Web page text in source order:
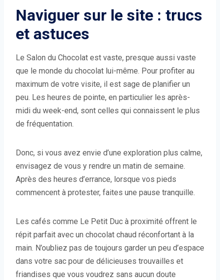
Naviguer sur le site : trucs
et astuces
Le Salon du Chocolat est vaste, presque aussi vaste
que le monde du chocolat lui-même. Pour profiter au
maximum de votre visite, il est sage de planifier un
peu. Les heures de pointe, en particulier les après-
midi du week-end, sont celles qui connaissent le plus
de fréquentation.
Donc, si vous avez envie d’une exploration plus calme,
envisagez de vous y rendre un matin de semaine.
Après des heures d’errance, lorsque vos pieds
commencent à protester, faites une pause tranquille.
Les cafés comme Le Petit Duc à proximité offrent le
répit parfait avec un chocolat chaud réconfortant à la
main. N’oubliez pas de toujours garder un peu d’espace
dans votre sac pour de délicieuses trouvailles et
friandises que vous voudrez sans aucun doute